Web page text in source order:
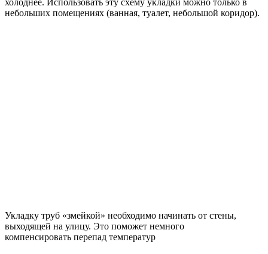
небольших помещениях (ванная, туалет, небольшой коридор).
Укладку труб «змейкой» необходимо начинать от стены,
выходящей на улицу. Это поможет немного
компенсировать перепад температур